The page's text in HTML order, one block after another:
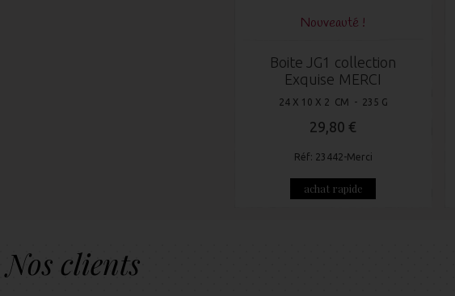
Nouveauté !
Boite JG1 collection
Exquise MERCI
24 X 10 X 2 CM - 235 G
29,80 €
Réf: 23442-Merci
achat rapide
Nos clients